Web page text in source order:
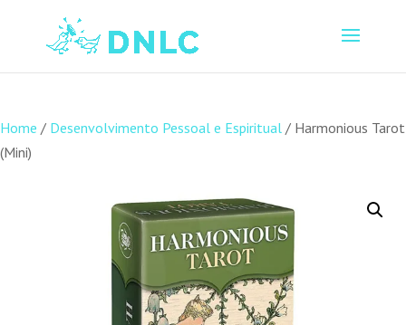
Home / Desenvolvimento Pessoal e Espiritual / Harmonious Tarot
(Mini)